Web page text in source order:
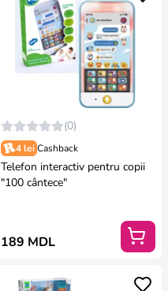
(0)
4 lei Cashback
Telefon interactiv pentru copii
"100 cântece"
189 MDL